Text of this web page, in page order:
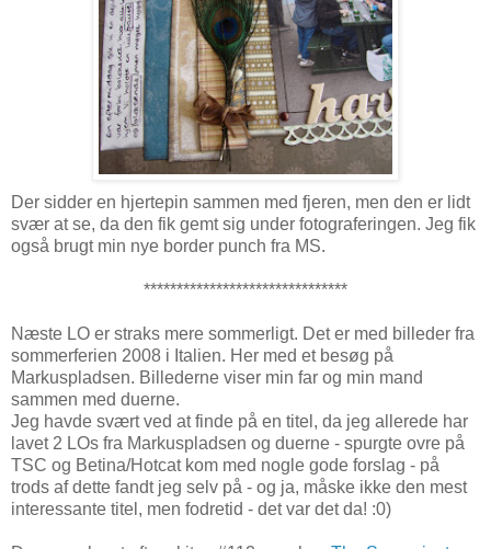
Der sidder en hjertepin sammen med fjeren, men den er lidt
svær at se, da den fik gemt sig under fotograferingen. Jeg fik
også brugt min nye border punch fra MS.
*******************************
Næste LO er straks mere sommerligt. Det er med billeder fra
sommerferien 2008 i Italien. Her med et besøg på
Markuspladsen. Billederne viser min far og min mand
sammen med duerne.
Jeg havde svært ved at finde på en titel, da jeg allerede har
lavet 2 LOs fra Markuspladsen og duerne - spurgte ovre på
TSC og Betina/Hotcat kom med nogle gode forslag - på
trods af dette fandt jeg selv på - og ja, måske ikke den mest
interessante titel, men fodretid - det var det da! :0)